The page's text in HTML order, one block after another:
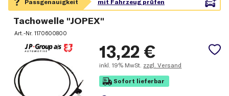
Tachowelle "JOPEX"
Art.-Nr.1170600800
13,22 €
inkl. 19% MwSt. zzgl. Versand
Sofort lieferbar